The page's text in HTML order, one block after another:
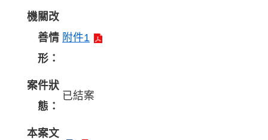
機關改
善情
形：
附件1
案件狀
態：
已結案
本案文